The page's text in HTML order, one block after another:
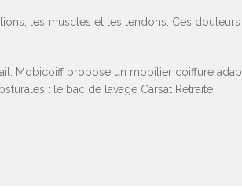
les muscles et les tendons. Ces
Mobicoiff propose un mobilier coiffure
: le bac de lavage Carsat Retraite.